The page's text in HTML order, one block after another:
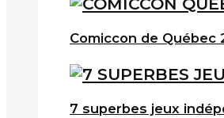
Comiccon de
7 superbes jeux